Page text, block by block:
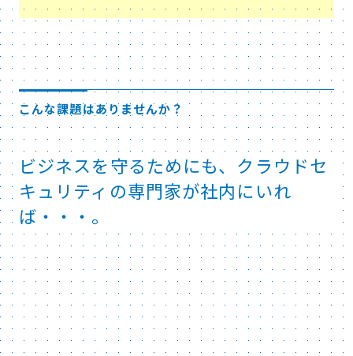
こんな課題はありませんか？
ビジネスを守るためにも、クラウドセ
キュリティの専門家が社内にいれ
ば・・・。